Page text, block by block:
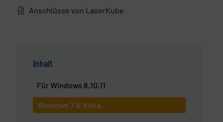
Anschlüsse von LaserKube
Inhalt
Für Windows 8,10,11
Windows 7 & Vista,